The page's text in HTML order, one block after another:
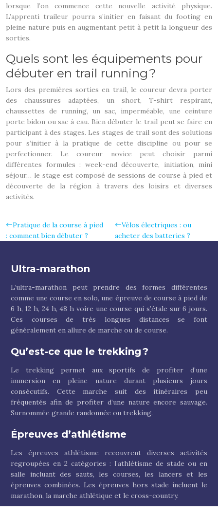
lorsque l’on commence cette nouvelle activité physique.
L’apprenti traileur pourra s’initier en faisant du footing en
pleine nature puis en augmentant petit à petit la longueur des
sorties.
Quels sont les équipements pour
débuter en trail running ?
Lors des premières sorties en trail, le coureur devra porter
des chaussures adaptées, un short, T-shirt respirant,
chaussettes de running, un sac, imperméable, une ceinture
porte bidon ou sac à eau. Bien débuter le trail peut se faire en
participant à des stages. Les stages de trail sont des solutions
pour s’initier à la pratique de cette discipline ou pour se
perfectionner. Le coureur novice peut choisir parmi
différentes formules : week-end découverte, initiation, mini
séjour… le stage est composé de sessions de course à pied et
découverte de la région à travers des loisirs et diverses
activités.
Pratique de la course à pied
: comment bien débuter ?
Vélos électriques : ou
acheter des batteries ?
Ultra-marathon
L’ultra-marathon peut prendre des formes différentes
comme une course en solo, une épreuve de course à pied de
6 h, 12 h, 24 h, 48 h voire une course qui s’étale sur 6 jours.
Ces courses de très longues distances se font
généralement en allure de marche ou de course.
Qu’est-ce que le trekking ?
Le trekking permet aux sportifs de profiter d’une
immersion en pleine nature durant plusieurs jours
consécutifs. Cette marche suit des itinéraires peu
fréquentés afin de profiter d’une nature encore sauvage.
Surnommée grande randonnée ou trekking.
Épreuves d’athlétisme
Les épreuves athlétisme recouvrent diverses activités
regroupées en 2 catégories : l’athlétisme de stade ou en
salle incluant des sauts, les courses, les lancers et les
épreuves combinées. Les épreuves hors stade incluent le
marathon, la marche athlétique et le cross-country.